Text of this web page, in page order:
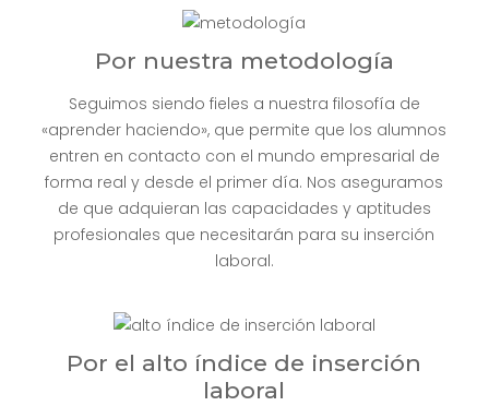
Por nuestra metodología
Seguimos siendo fieles a nuestra filosofía de
«aprender haciendo», que permite que los alumnos
entren en contacto con el mundo empresarial de
forma real y desde el primer día. Nos aseguramos
de que adquieran las capacidades y aptitudes
profesionales que necesitarán para su inserción
laboral.
Por el alto índice de inserción
laboral